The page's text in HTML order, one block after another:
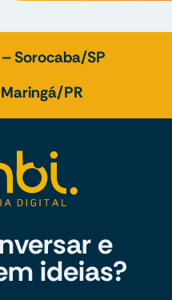
Sorocaba/SP
PR
e
ideias?